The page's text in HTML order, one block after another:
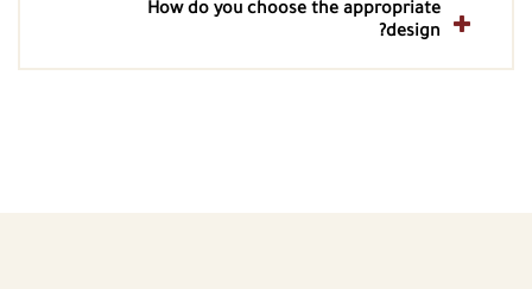
How do you choose the appropriate
design?